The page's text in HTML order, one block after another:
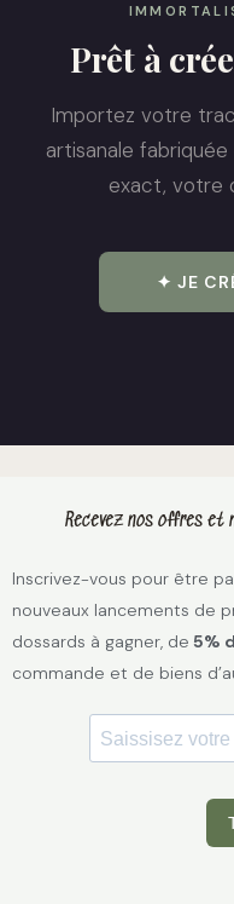
Prêt à
Importez votre
artisanale
exact, votre
✦ JE
Recevez nos offres et
Inscrivez-vous pour être
nouveaux lancements de
dossards à gagner, de 5%
commande et de biens